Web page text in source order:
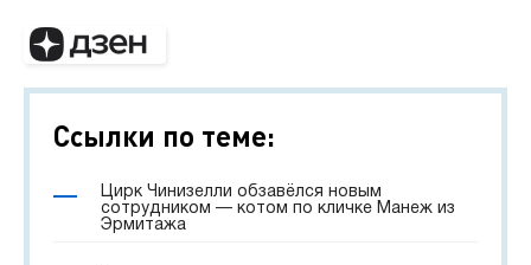
Ссылки по теме:
Цирк Чинизелли обзавёлся новым
сотрудником — котом по кличке Манеж из
Эрмитажа